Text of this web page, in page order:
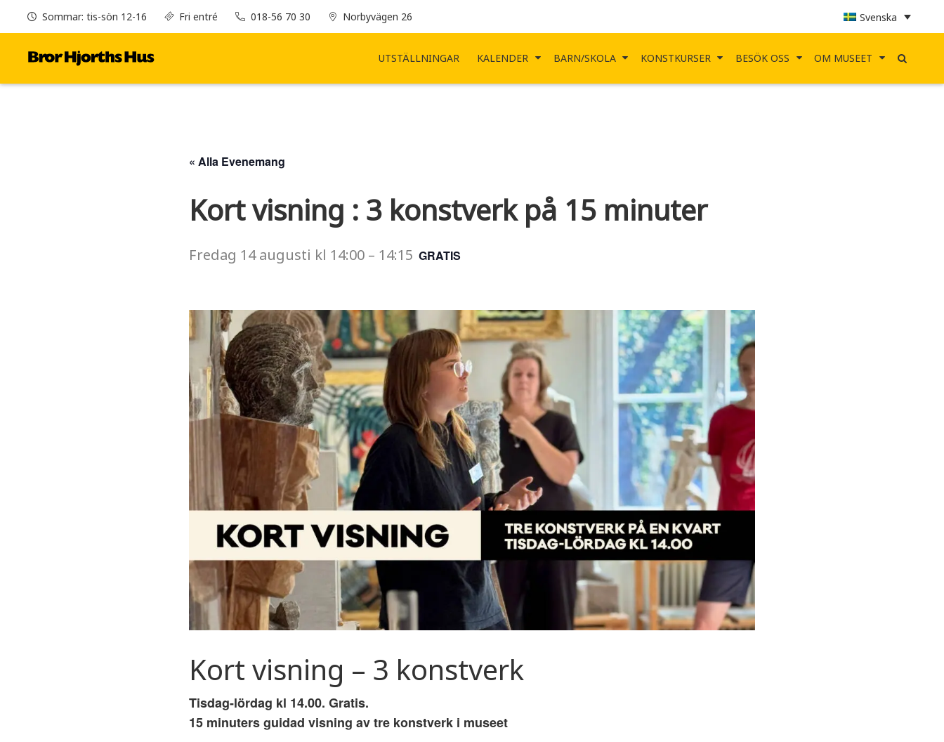
Sommar: tis-sön 12-16 Fri entré 018-56 70 30 Norbyvägen 26 Svenska
UTSTÄLLNINGAR KALENDER BARN/SKOLA KONSTKURSER BESÖK OSS OM MUSEET
« Alla Evenemang
Kort visning : 3 konstverk på 15 minuter
Fredag 14 augusti kl 14:00– 14:15 GRATIS
Kort visning – 3 konstverk
Tisdag-lördag kl 14.00. Gratis.
15 minuters guidad visning av tre konstverk i museet